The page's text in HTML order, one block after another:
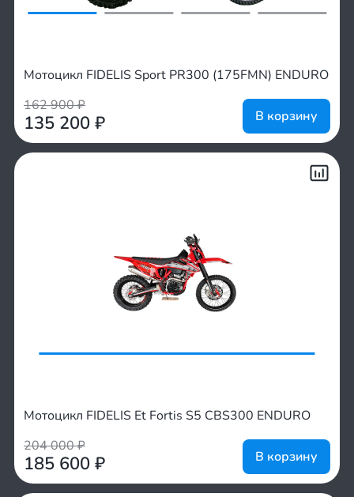
Мотоцикл FIDELIS Sport PR300 (175FMN) ENDURO
162 900₽
135 200 ₽ В корзину
Мотоцикл FIDELIS Et Fortis S5 CBS300 ENDURO
204 000₽
185 600 ₽ В корзину